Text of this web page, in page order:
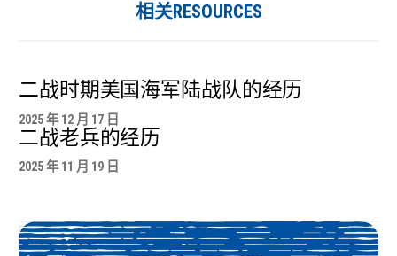
相关RESOURCES
二战时期美国海军陆战队的经历
2025 年 12 月 17 日
二战老兵的经历
2025 年 11 月 19 日